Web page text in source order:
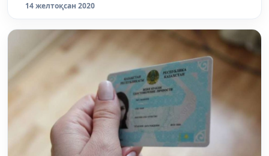
14 желтоқсан 2020